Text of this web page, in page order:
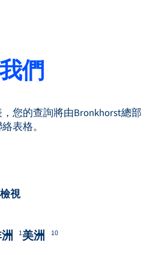
們
您的查詢將由Bronkhorst總部
表格。
視
1美洲 10